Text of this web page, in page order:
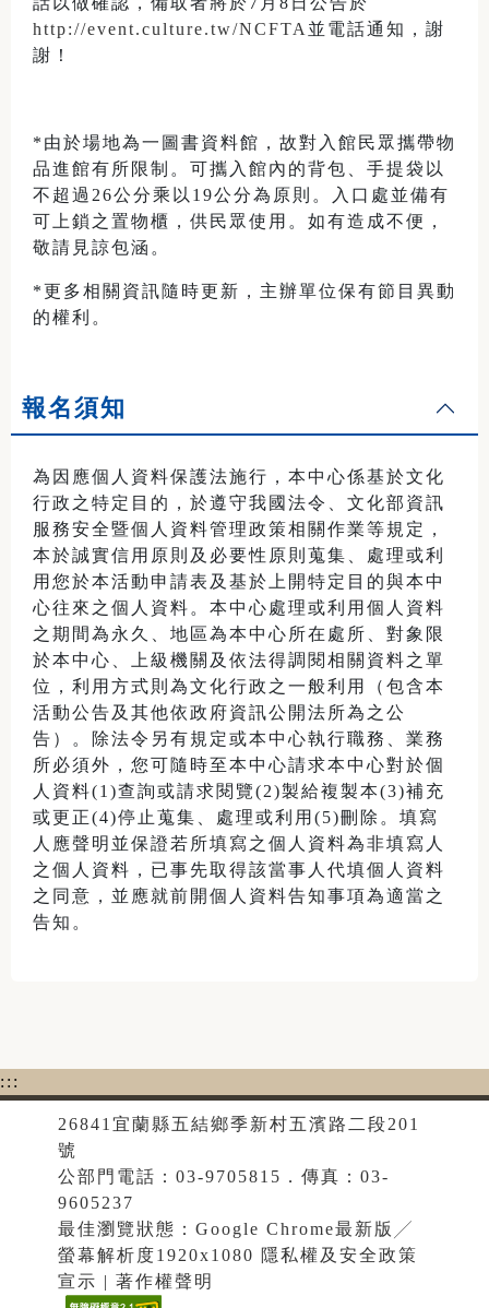
http://event.culture.tw/NCFTA 並電話通知，謝
謝！
*由於場地為一圖書資料館，故對入館民眾攜帶物
品進館有所限制。可攜入館內的背包、手提袋以
不超過26公分乘以19公分為原則。入口處並備有
可上鎖之置物櫃，供民眾使用。如有造成不便，
敬請見諒包涵。
*更多相關資訊隨時更新，主辦單位保有節目異動
的權利。
報名須知
為因應個人資料保護法施行，本中心係基於文化
行政之特定目的，於遵守我國法令、文化部資訊
服務安全暨個人資料管理政策相關作業等規定，
本於誠實信用原則及必要性原則蒐集、處理或利
用您於本活動申請表及基於上開特定目的與本中
心往來之個人資料。本中心處理或利用個人資料
之期間為永久、地區為本中心所在處所、對象限
於本中心、上級機關及依法得調閱相關資料之單
位，利用方式則為文化行政之一般利用（包含本
活動公告及其他依政府資訊公開法所為之公
告）。除法令另有規定或本中心執行職務、業務
所必須外，您可隨時至本中心請求本中心對於個
人資料(1)查詢或請求閱覽(2)製給複製本(3)補充
或更正(4)停止蒐集、處理或利用(5)刪除。填寫
人應聲明並保證若所填寫之個人資料為非填寫人
之個人資料，已事先取得該當事人代填個人資料
之同意，並應就前開個人資料告知事項為適當之
告知。
:::
26841宜蘭縣五結鄉季新村五濱路二段201
號
公部門電話：03-9705815．傳真：03-
9605237
最佳瀏覽狀態：Google Chrome最新版╱
螢幕解析度1920x1080 隱私權及安全政策
宣示 | 著作權聲明